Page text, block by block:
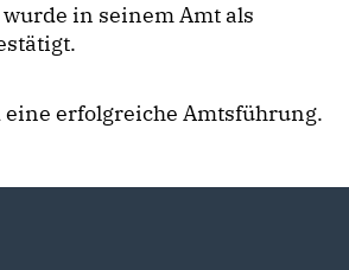
in seinem Amt als
erfolgreiche Amtsführung.